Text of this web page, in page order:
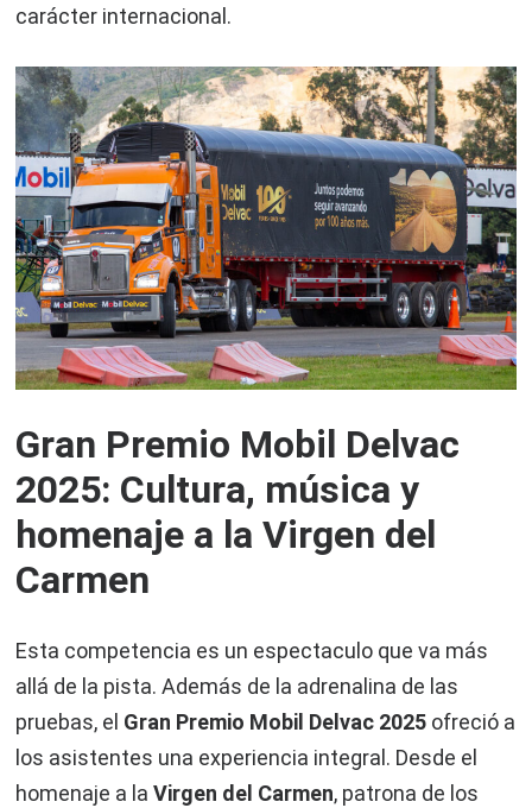
carácter internacional.
Gran Premio Mobil Delvac
2025: Cultura, música y
homenaje a la Virgen del
Carmen
Esta competencia es un espectaculo que va más
allá de la pista. Además de la adrenalina de las
pruebas, el Gran Premio Mobil Delvac 2025 ofreció a
los asistentes una experiencia integral. Desde el
homenaje a laVirgen del Carmen, patrona de los